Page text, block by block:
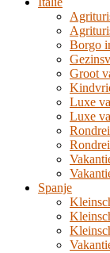
Borgo
Groot
Luxe
Luxe
Spanje